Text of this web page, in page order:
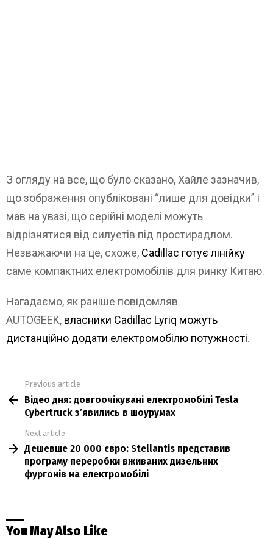
З огляду на все, що було сказано, Хайле зазначив,
що зображення опубліковані “лише для довідки” і
мав на увазі, що серійні моделі можуть
відрізнятися від силуетів під простирадлом.
Незважаючи на це, схоже, Cadillac готує лінійку
саме компактних електромобілів для ринку Китаю.
Нагадаємо, як раніше повідомляв
AUTOGEEK, власники Cadillac Lyriq можуть
дистанційно додати електромобілю потужності.
more
Previous article
Відео дня: довгоочікувані електромобілі Tesla
Cybertruck з’явились в шоурумах
Next article
Дешевше 20 000 євро: Stellantis представив
програму переробки вживаних дизельних
фургонів на електромобілі
You May Also Like